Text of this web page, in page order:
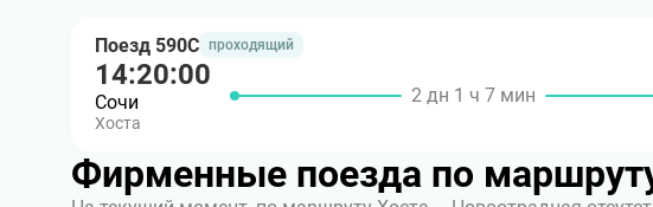
Поезд 590С проходящий
14:20:00
Сочи
Хоста
2 дн 1 ч 7 мин
Фирменные поезда по